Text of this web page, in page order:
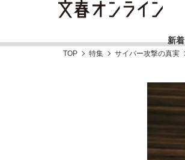
新着
TOP 特集 サイバー攻撃の真実